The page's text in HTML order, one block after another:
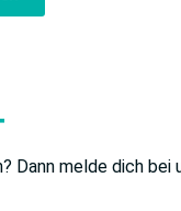
Dann melde dich bei